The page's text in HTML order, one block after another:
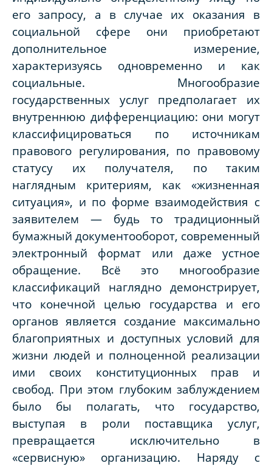
его запросу, а в случае их оказания в
социальной сфере они приобретают
дополнительное измерение,
характеризуясь одновременно и как
социальные. Многообразие
государственных услуг предполагает их
внутреннюю дифференциацию: они могут
классифицироваться по источникам
правового регулирования, по правовому
статусу их получателя, по таким
наглядным критериям, как «жизненная
ситуация», и по форме взаимодействия с
заявителем — будь то традиционный
бумажный документооборот, современный
электронный формат или даже устное
обращение. Всё это многообразие
классификаций наглядно демонстрирует,
что конечной целью государства и его
органов является создание максимально
благоприятных и доступных условий для
жизни людей и полноценной реализации
ими своих конституционных прав и
свобод. При этом глубоким заблуждением
было бы полагать, что государство,
выступая в роли поставщика услуг,
превращается исключительно в
«сервисную» организацию. Наряду с